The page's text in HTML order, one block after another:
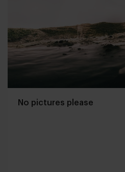
No pictures please